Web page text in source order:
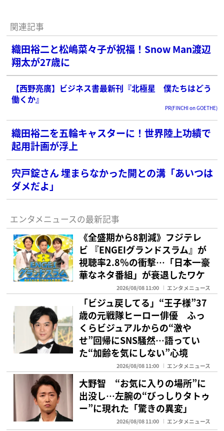
関連記事
織田裕二と松嶋菜々子が祝福！Snow Man渡辺
翔太が27歳に
【西野亮廣】ビジネス書最新刊『北極星 僕たちはどう
働くか』
PR(FINCHI on GOETHE)
織田裕二を五輪キャスターに！世界陸上功績で
起用計画が浮上
宍戸錠さん 埋まらなかった開との溝「あいつは
ダメだよ」
エンタメニュースの最新記事
《全盛期から8割減》フジテレ
ビ 『ENGEIグランドスラム』が
視聴率2.8％の衝撃…「日本一豪
華なネタ番組」が衰退したワケ
2026/08/08 11:00 エンタメニュース
「ビジュ戻してる」“王子様”37
歳の元戦隊ヒーロー俳優 ふっ
くらビジュアルからの“激や
せ”回帰にSNS騒然…語ってい
た“加齢を気にしない”心境
2026/08/08 11:00 エンタメニュース
大野智 “お気に入りの場所”に
出没し…左腕の“びっしりタトゥ
ー”に現れた「驚きの異変」
2026/08/08 11:00 エンタメニュース